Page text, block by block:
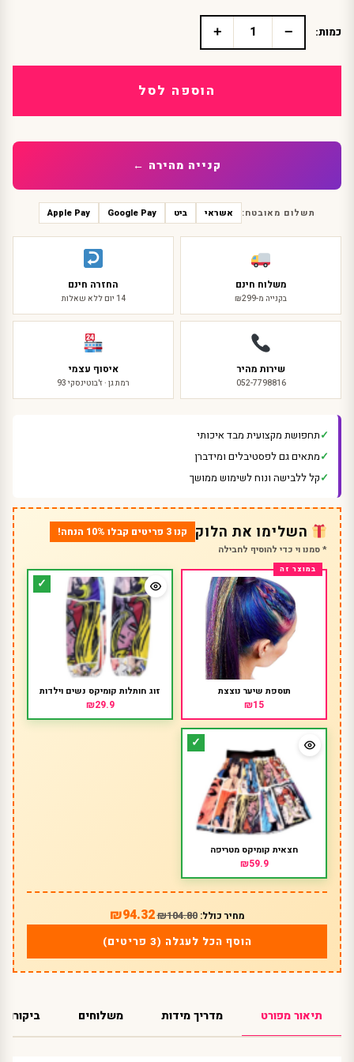
כמות
תוספת
כמות: −
+
הוספה לסל
קנייה מהירה ←
תשלום מאובטח: אשראי ביט Google Pay
Apple Pay
משלוח חינם
בקנייה מ-₪299
החזרה חינם
14 יום ללא שאלות
שירות מהיר
052-7798816
איסוף עצמי
רמת גן · ז'בוטינסקי 93
תחפושת מקצועית מבד איכותי
מתאים גם לפסטיבלים ומידברן
קל ללבישה ונוח לשימוש ממושך
השלימו את הלוק קנו 3 פריטים קבלו 10% הנחה!
* סמנו וי כדי להוסיף לחבילה
תוספת שיער נוצצת
₪15
זוג חותלות קומיקס נשים וילדות
₪29.9
חצאית קומיקס מטריפה
₪59.9
מחיר כולל:₪104.80
₪94.32
הוסף הכל לעגלה (3 פריטים)
תיאור מפורט מדריך מידות משלוחים ביקורות